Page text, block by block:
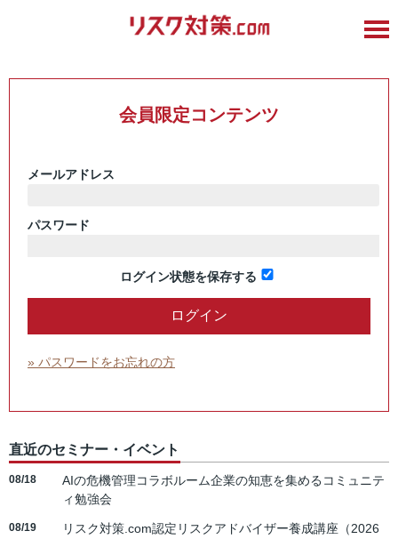
会員限定コンテンツ
メールアドレス
パスワード
ログイン状態を保存する
» パスワードをお忘れの方
直近のセミナー・イベント
08/18
AIの危機管理コラボルーム企業の知恵を集めるコミュニテ
ィ勉強会
08/19
リスク対策.com認定リスクアドバイザー養成講座（2026